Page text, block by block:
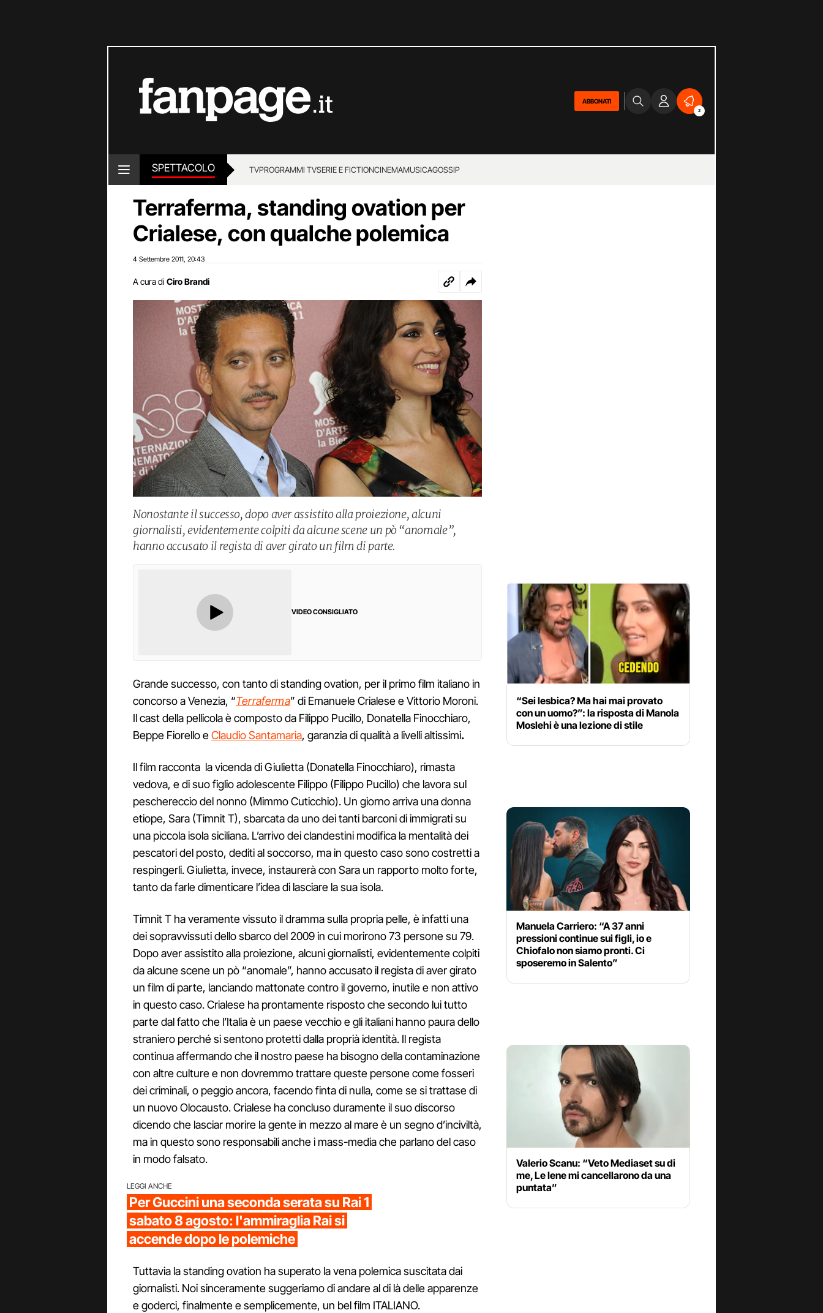
ABBONATI
2
SPETTACOLO TVPROGRAMMI TVSERIE E FICTIONCINEMAMUSICAGOSSIP
Terraferma, standing ovation per
Crialese, con qualche polemica
4 Settembre 2011 20:43
A cura di Ciro Brandi
Nonostante il successo, dopo aver assistito alla proiezione, alcuni
giornalisti, evidentemente colpiti da alcune scene un pò “anomale”,
hanno accusato il regista di aver girato un film di parte.
VIDEO CONSIGLIATO
Grande successo, con tanto di standing ovation, per il primo film italiano in
concorso a Venezia, “Terraferma” di Emanuele Crialese e Vittorio Moroni.
Il cast della pellicola è composto da Filippo Pucillo, Donatella Finocchiaro,
Beppe Fiorello eClaudio Santamaria, garanzia di qualità a livelli altissimi.
Il film racconta la vicenda di Giulietta (Donatella Finocchiaro), rimasta
vedova, e di suo figlio adolescente Filippo (Filippo Pucillo) che lavora sul
peschereccio del nonno (Mimmo Cuticchio). Un giorno arriva una donna
etiope, Sara (Timnit T), sbarcata da uno dei tanti barconi di immigrati su
una piccola isola siciliana. L’arrivo dei clandestini modifica la mentalità dei
pescatori del posto, dediti al soccorso, ma in questo caso sono costretti a
respingerli. Giulietta, invece, instaurerà con Sara un rapporto molto forte,
tanto da farle dimenticare l’idea di lasciare la sua isola.
Timnit T ha veramente vissuto il dramma sulla propria pelle, è infatti una
dei sopravvissuti dello sbarco del 2009 in cui morirono 73 persone su 79.
Dopo aver assistito alla proiezione, alcuni giornalisti, evidentemente colpiti
da alcune scene un pò “anomale”, hanno accusato il regista di aver girato
un film di parte, lanciando mattonate contro il governo, inutile e non attivo
in questo caso. Crialese ha prontamente risposto che secondo lui tutto
parte dal fatto che l’Italia è un paese vecchio e gli italiani hanno paura dello
straniero perché si sentono protetti dalla proprià identità. Il regista
continua affermando che il nostro paese ha bisogno della contaminazione
con altre culture e non dovremmo trattare queste persone come fosseri
dei criminali, o peggio ancora, facendo finta di nulla, come se si trattase di
un nuovo Olocausto. Crialese ha concluso duramente il suo discorso
dicendo che lasciar morire la gente in mezzo al mare è un segno d’inciviltà,
ma in questo sono responsabili anche i mass-media che parlano del caso
in modo falsato.
LEGGI ANCHE
Per Guccini una seconda serata su Rai 1
sabato 8 agosto: l'ammiraglia Rai si
accende dopo le polemiche
Tuttavia la standing ovation ha superato la vena polemica suscitata dai
giornalisti. Noi sinceramente suggeriamo di andare al di là delle apparenze
e goderci, finalmente e semplicemente, un bel film ITALIANO.
“Sei lesbica? Ma hai mai provato
con un uomo?”: la risposta di Manola
Moslehi è una lezione di stile
Manuela Carriero: “A 37 anni
pressioni continue sui figli, io e
Chiofalo non siamo pronti. Ci
sposeremo in Salento”
Valerio Scanu: “Veto Mediaset su di
me, Le Iene mi cancellarono da una
puntata”